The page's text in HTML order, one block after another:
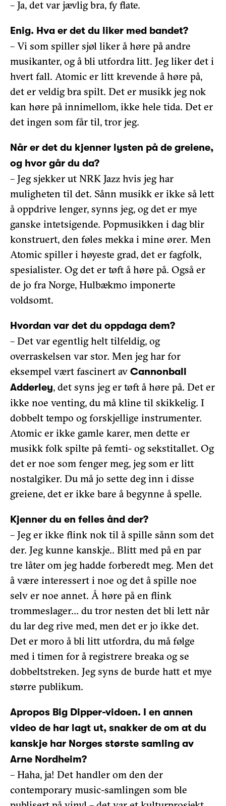
– Ja, det var jævlig bra, fy flate.
Enig. Hva er det du liker med bandet?
– Vi som spiller sjøl liker å høre på andre
musikanter, og å bli utfordra litt. Jeg liker det i
hvert fall. Atomic er litt krevende å høre på,
det er veldig bra spilt. Det er musikk jeg nok
kan høre på innimellom, ikke hele tida. Det er
det ingen som får til, tror jeg.
Når er det du kjenner lysten på de greiene,
og hvor går du da?
– Jeg sjekker ut NRK Jazz hvis jeg har
muligheten til det. Sånn musikk er ikke så lett
å oppdrive lenger, synns jeg, og det er mye
ganske intetsigende. Popmusikken i dag blir
konstruert, den føles mekka i mine ører. Men
Atomic spiller i høyeste grad, det er fagfolk,
spesialister. Og det er tøft å høre på. Også er
de jo fra Norge, Hulbækmo imponerte
voldsomt.
Hvordan var det du oppdaga dem?
– Det var egentlig helt tilfeldig, og
overraskelsen var stor. Men jeg har for
eksempel vært fascinert av Cannonball
Adderley, det syns jeg er tøft å høre på. Det er
ikke noe venting, du må kline til skikkelig. I
dobbelt tempo og forskjellige instrumenter.
Atomic er ikke gamle karer, men dette er
musikk folk spilte på femti- og sekstitallet. Og
det er noe som fenger meg, jeg som er litt
nostalgiker. Du må jo sette deg inn i disse
greiene, det er ikke bare å begynne å spelle.
Kjenner du en felles ånd der?
– Jeg er ikke flink nok til å spille sånn som det
der. Jeg kunne kanskje.. Blitt med på en par
tre låter om jeg hadde forberedt meg. Men det
å være interessert i noe og det å spille noe
selv er noe annet. Å høre på en flink
trommeslager… du tror nesten det bli lett når
du lar deg rive med, men det er jo ikke det.
Det er moro å bli litt utfordra, du må følge
med i timen for å registrere breaka og se
dobbeltstreken. Jeg syns de burde hatt et mye
større publikum.
Apropos Big Dipper-vidoen. I en annen
video de har lagt ut, snakker de om at du
kanskje har Norges største samling av
Arne Nordheim?
– Haha, ja! Det handler om den der
contemporary music-samlingen som ble